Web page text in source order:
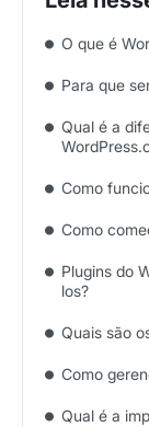
O que é
Para que
Qual é a
Como
Como
Plugins do
los?
Quais são
Como
Qual é a